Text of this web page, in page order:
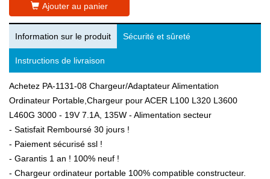
Ajouter au panier
Information sur le produit Sécurité et sûreté
Instructions de livraison
Achetez PA-1131-08 Chargeur/Adaptateur Alimentation
Ordinateur Portable,Chargeur pour ACER L100 L320 L3600
L460G 3000 - 19V 7.1A, 135W - Alimentation secteur
- Satisfait Remboursé 30 jours !
- Paiement sécurisé ssl !
- Garantis 1 an ! 100% neuf !
- Chargeur ordinateur portable 100% compatible constructeur.